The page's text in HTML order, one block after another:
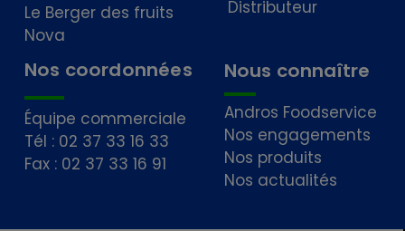
Le Berger des fruits
Nova
Distributeur
Nos coordonnées
Équipe commerciale
Tél : 02 37 33 16 33
Fax : 02 37 33 16 91
Nous connaître
Andros Foodservice
Nos engagements
Nos produits
Nos actualités